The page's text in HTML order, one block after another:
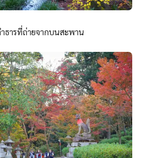
ให้ชม ตอนที่ไปคือวันที่ 25 พศจิกายน
พอมีให้ชมแบบนิดหน่อย น่าจะต้องมา
นเลยถึงจะแดงกว่านี้ค่ะ